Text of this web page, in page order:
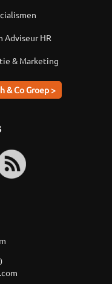
HR
& Marketing
& Co Groep >